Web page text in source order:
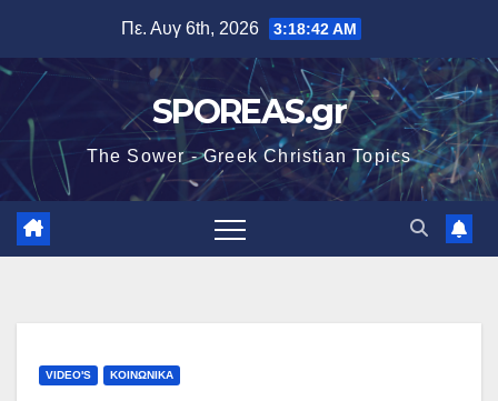
περιεχόμενο
Πε. Αυγ 6th, 2026 3:18:43 AM
SPOREAS.gr
The Sower - Greek Christian Topics
VIDEO'S ΚΟΙΝΩΝΙΚΑ